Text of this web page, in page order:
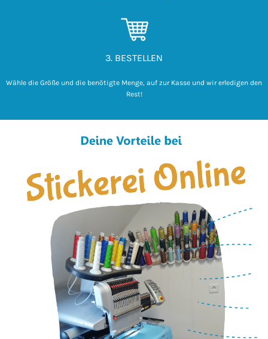
3. BESTELLEN
Wähle die Größe und die benötigte Menge, auf zur Kasse und wir erledigen den
Rest!